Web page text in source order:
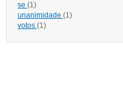
se (1)
unanimidade (1)
votos (1)